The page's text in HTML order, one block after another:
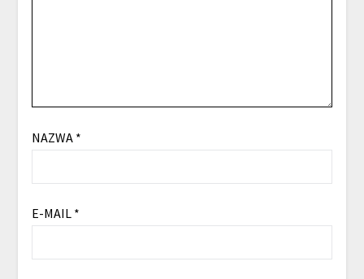
NAZWA *
E-MAIL *